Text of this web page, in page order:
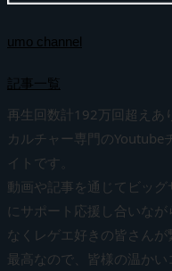
umo channel
記事一覧
再生回数計192万回超えあ
カルチャー専門の
イトです。
動画や記事を通じてビッ
にサポート応援し合いな
なくレゲエ好きの皆さん
最高なので、皆様の温か